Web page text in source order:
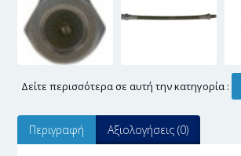
Δείτε περισσότερα σε αυτή την κατηγορία :
Περιγραφή Αξιολογήσεις (0)